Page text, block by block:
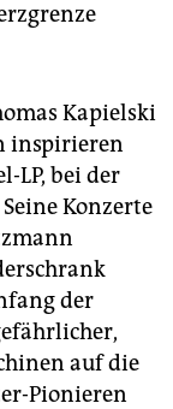
Kapielski
inspirieren
LP, bei der
Konzerte
der
auf die
Pionieren